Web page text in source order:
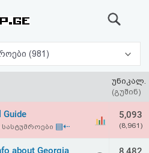
მოგზაურობა და სასტუმროები (981)
უნიკალ.
(გუშინ)
Guide
▤⇠
5,093
(8,961)
about Georgia